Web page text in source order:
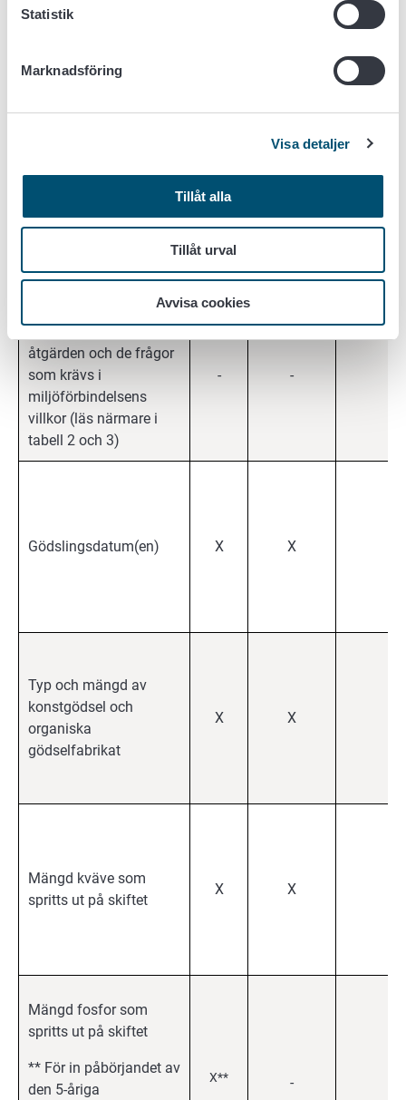
Statistik
Marknadsföring
Visa detaljer
Tillåt alla
Tillåt urval
Avvisa cookies
flyghavre eller
plantering av ny
växtlighet
på grundvattenområdet
(arterna och andelen av
dem i fröblandningen)
- X
skiftesspecifika
åtgärden och de frågor
som krävs i
miljöförbindelsens
villkor (läs närmare i
tabell 2 och 3)
- -
Gödslingsdatum(en) X X
Typ och mängd av
konstgödsel och
organiska
gödselfabrikat
X X
Mängd kväve som
spritts ut på skiftet
X X
Mängd fosfor som
spritts ut på skiftet
** För in påbörjandet av
den 5-åriga
X** -